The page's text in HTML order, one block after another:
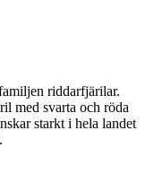
riddarfjärilar.
med svarta och röda
starkt i hela landet